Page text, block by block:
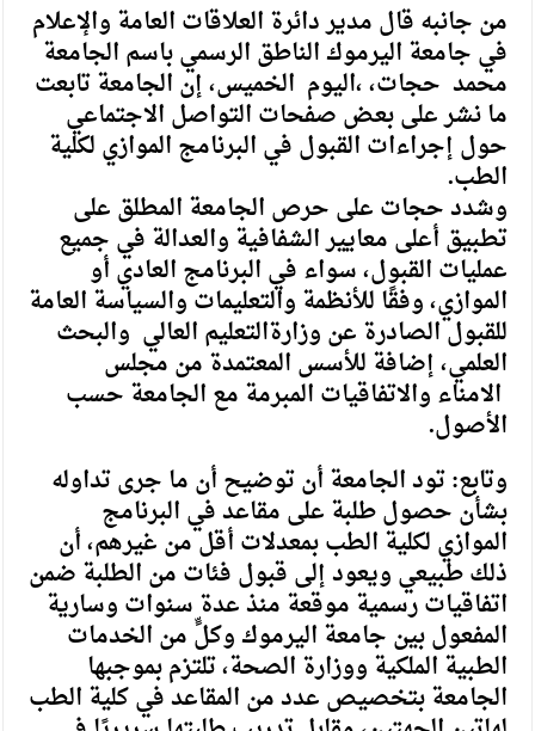
من جانبه قال مدير دائرة العلاقات العامة والإعلام
في جامعة اليرموك الناطق الرسمي باسم الجامعة
محمد حجات، ،اليوم الخميس، إن الجامعة تابعت
ما نشر على بعض صفحات التواصل الاجتماعي
حول إجراءات القبول في البرنامج الموازي لكلية
الطب.
وشدد حجات على حرص الجامعة المطلق على
تطبيق أعلى معايير الشفافية والعدالة في جميع
عمليات القبول، سواء في البرنامج العادي أو
الموازي، وفقًا للأنظمة والتعليمات والسياسة العامة
للقبول الصادرة عن وزارةالتعليم العالي والبحث
العلمي، إضافة للأسس المعتمدة منمجلس
الامناء والاتفاقيات المبرمة مع الجامعة حسب
الأصول.
وتابع: تود الجامعة أن توضيح أن ما جرى تداوله
بشأن حصول طلبة على مقاعد في البرنامج
الموازي لكلية الطب بمعدلات أقل من غيرهم، أن
ذلك طبيعي ويعود إلى قبول فئات من الطلبة ضمن
اتفاقيات رسمية موقعة منذ عدة سنوات وسارية
المفعول بين جامعة اليرموك وكلٍّ من الخدمات
الطبية الملكية ووزارة الصحة، تلتزم بموجبها
الجامعة بتخصيص عدد من المقاعد في كلية الطب